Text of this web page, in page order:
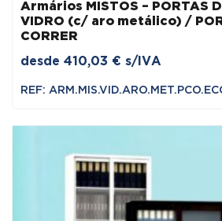
Armários MISTOS – PORTAS
VIDRO (c/ aro metálico) /
CORRER
desde 410,03 € s/IVA
REF: